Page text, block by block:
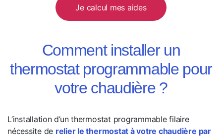
Je calcul mes aides
Comment installer un
thermostat programmable pour
votre chaudière ?
L’installation d’un thermostat programmable filaire
nécessite de relier le thermostat à votre chaudière par